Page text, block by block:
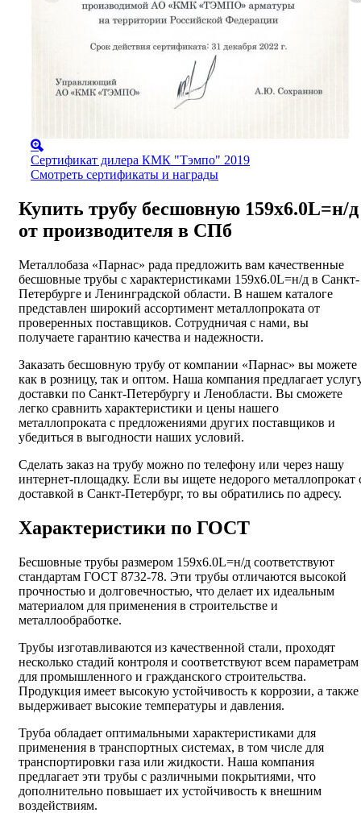
Сертификат дилера КМК "Тэмпо" 2019
Смотреть сертификаты и награды
Купить трубу бесшовную 159х6.0L=н/д
от производителя в СПб
Металлобаза «Парнас» рада предложить вам качественные
бесшовные трубы с характеристиками 159х6.0L=н/д в Санкт-
Петербурге и Ленинградской области. В нашем каталоге
представлен широкий ассортимент металлопроката от
проверенных поставщиков. Сотрудничая с нами, вы
получаете гарантию качества и надежности.
Заказать бесшовную трубу от компании «Парнас» вы можете
как в розницу, так и оптом. Наша компания предлагает
доставки по Санкт-Петербургу и Ленобласти. Вы сможете
легко сравнить характеристики и цены нашего
металлопроката с предложениями других поставщиков и
убедиться в выгодности наших условий.
Сделать заказ на трубу можно по телефону или через нашу
интернет-площадку. Если вы ищете недорого металлопрокат
доставкой в Санкт-Петербург, то вы обратились по адресу.
Характеристики по ГОСТ
Бесшовные трубы размером 159х6.0L=н/д соответствуют
стандартам ГОСТ 8732-78. Эти трубы отличаются высокой
прочностью и долговечностью, что делает их идеальным
материалом для применения в строительстве и
металлообработке.
Трубы изготавливаются из качественной стали, проходят
несколько стадий контроля и соответствуют всем параметрам
для промышленного и гражданского строительства.
Продукция имеет высокую устойчивость к коррозии, а также
выдерживает высокие температуры и давления.
Труба обладает оптимальными характеристиками для
применения в транспортных системах, в том числе для
транспортировки газа или жидкости. Наша компания
предлагает эти трубы с различными покрытиями, что
дополнительно повышает их устойчивость к внешним
воздействиям.